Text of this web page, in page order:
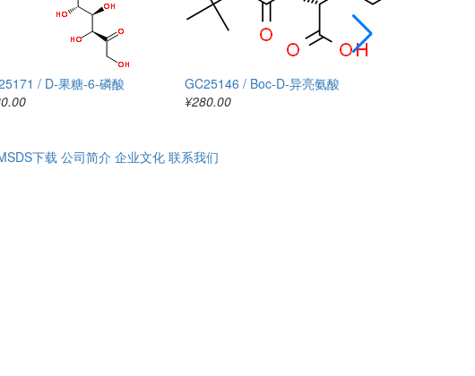
/ D-果糖-6-磷酸
GC25146 / Boc-D-异亮氨酸
¥280.00
下载 公司简介 企业文化 联系我们